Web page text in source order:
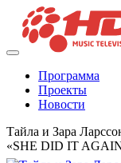
Программа
Проекты
Новости
Тайла и Зара
«SHE DID IT